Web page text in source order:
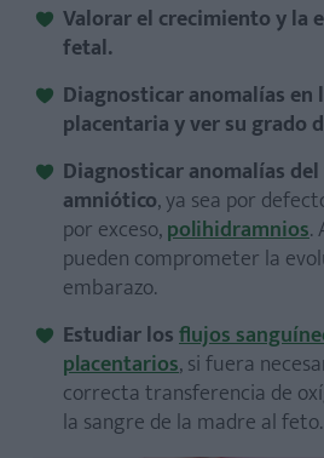
Valorar el crecimiento y la
fetal.
Diagnosticar anomalías en
placentaria y ver su grado
Diagnosticar anomalías
amniótico, ya sea por
por exceso,polihidramnios.
pueden comprometer la
embarazo.
Estudiar losflujos
placentarios, si fuera
correcta transferencia de
la sangre de la madre al feto.